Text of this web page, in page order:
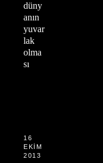
düny
anın
yuvar
lak
olma
sı
16
EKIM
2013